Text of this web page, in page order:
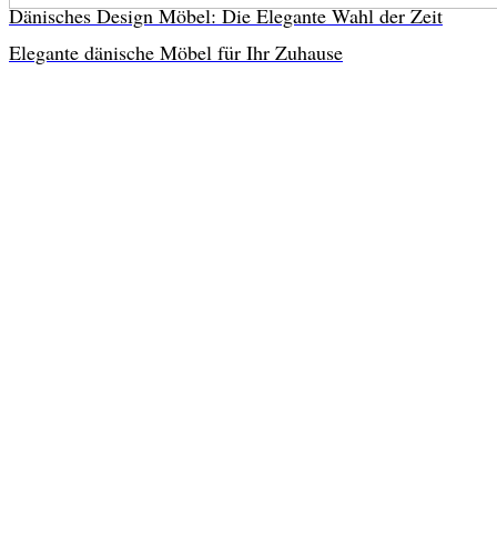
Dänisches Design Möbel: Die Elegante Wahl der Zeit
Elegante dänische Möbel für Ihr Zuhause